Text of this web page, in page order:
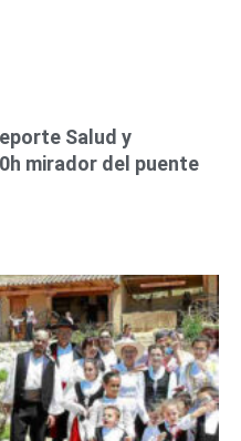
Salud y
mirador del puente